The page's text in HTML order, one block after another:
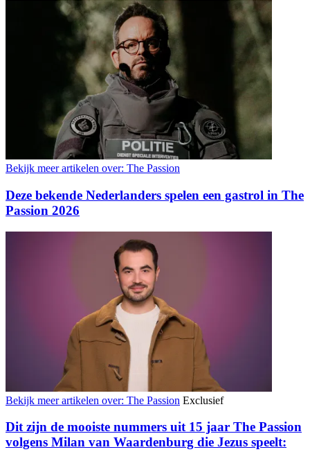
Bekijk meer artikelen over: The Passion
Deze bekende Nederlanders spelen een gastrol in The
Passion 2026
Bekijk meer artikelen over: The Passion Exclusief
Dit zijn de mooiste nummers uit 15 jaar The Passion
volgens Milan van Waardenburg die Jezus speelt: